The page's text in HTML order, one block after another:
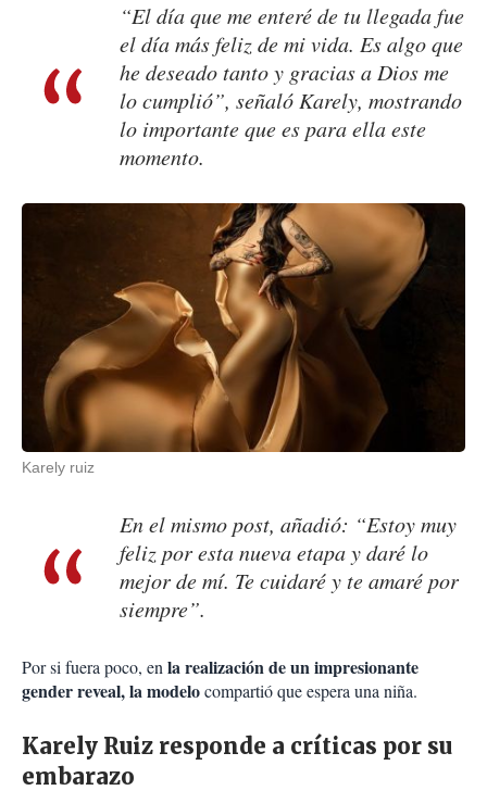
“El día que me enteré de tu llegada fue
el día más feliz de mi vida. Es algo que
he deseado tanto y gracias a Dios me
lo cumplió”, señaló Karely, mostrando
lo importante que es para ella este
momento.
Karely ruiz
En el mismo post, añadió: “Estoy muy
feliz por esta nueva etapa y daré lo
mejor de mí. Te cuidaré y te amaré por
siempre”.
Por si fuera poco, enla realización de un impresionante
gender reveal, la modelocompartió que espera una niña.
Karely Ruiz responde a críticas por su
embarazo